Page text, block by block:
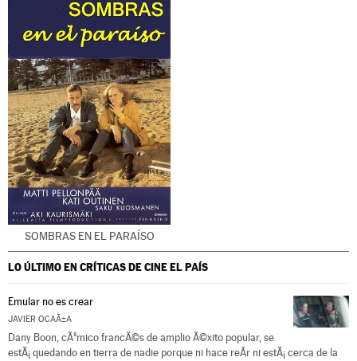
SOMBRAS EN EL PARAÍSO
LO ÚLTIMO EN CRÍTICAS DE CINEEL PAÍS
Emular no es crear
JAVIER OCAÃ±A
Dany Boon, cÃ³mico francÃ©s de amplio Ã©xito popular, se
estÃ¡ quedando en tierra de nadie porque ni hace reÃ­r ni estÃ¡ cerca de la